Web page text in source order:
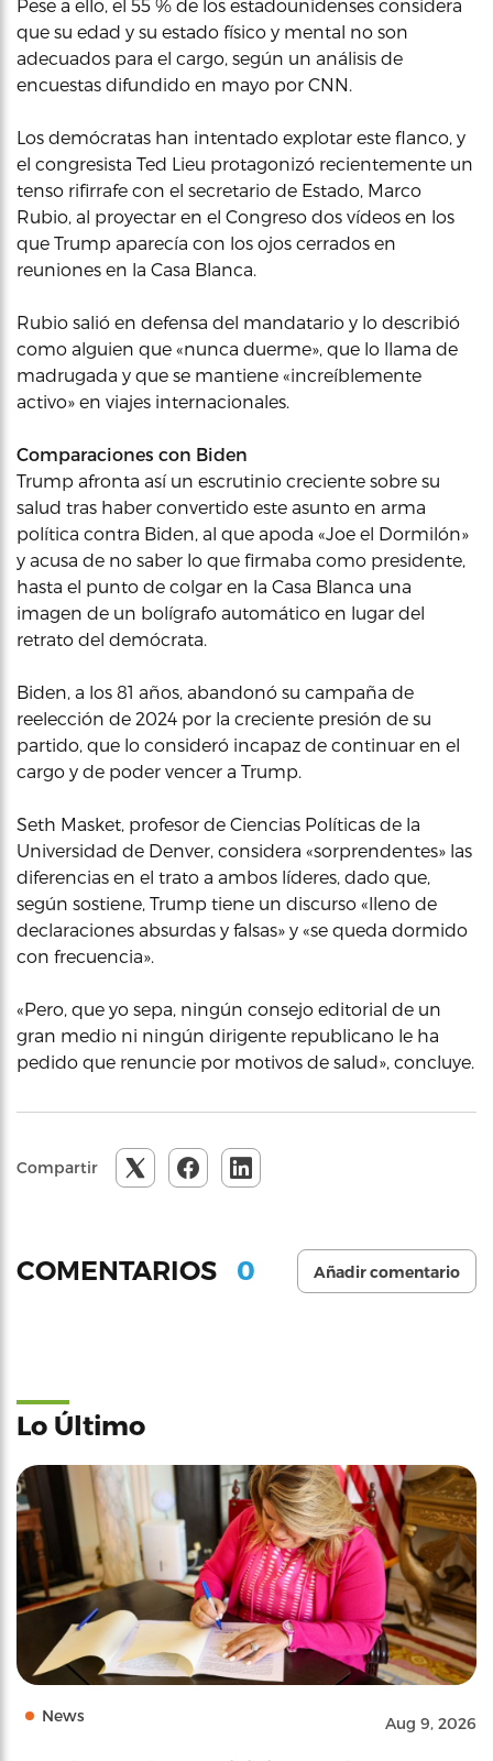
Pese a ello, el 55 % de los estadounidenses considera
que su edad y su estado físico y mental no son
adecuados para el cargo, según un análisis de
encuestas difundido en mayo por CNN.
Los demócratas han intentado explotar este flanco, y
el congresista Ted Lieu protagonizó recientemente un
tenso rifirrafe con el secretario de Estado, Marco
Rubio, al proyectar en el Congreso dos vídeos en los
que Trump aparecía con los ojos cerrados en
reuniones en la Casa Blanca.
Rubio salió en defensa del mandatario y lo describió
como alguien que «nunca duerme», que lo llama de
madrugada y que se mantiene «increíblemente
activo» en viajes internacionales.
Comparaciones con Biden
Trump afronta así un escrutinio creciente sobre su
salud tras haber convertido este asunto en arma
política contra Biden, al que apoda «Joe el Dormilón»
y acusa de no saber lo que firmaba como presidente,
hasta el punto de colgar en la Casa Blanca una
imagen de un bolígrafo automático en lugar del
retrato del demócrata.
Biden, a los 81 años, abandonó su campaña de
reelección de 2024 por la creciente presión de su
partido, que lo consideró incapaz de continuar en el
cargo y de poder vencer a Trump.
Seth Masket, profesor de Ciencias Políticas de la
Universidad de Denver, considera «sorprendentes» las
diferencias en el trato a ambos líderes, dado que,
según sostiene, Trump tiene un discurso «lleno de
declaraciones absurdas y falsas» y «se queda dormido
con frecuencia».
«Pero, que yo sepa, ningún consejo editorial de un
gran medio ni ningún dirigente republicano le ha
pedido que renuncie por motivos de salud», concluye.
Compartir
COMENTARIOS 0 Añadir comentario
Lo Último
News Aug 9, 2026